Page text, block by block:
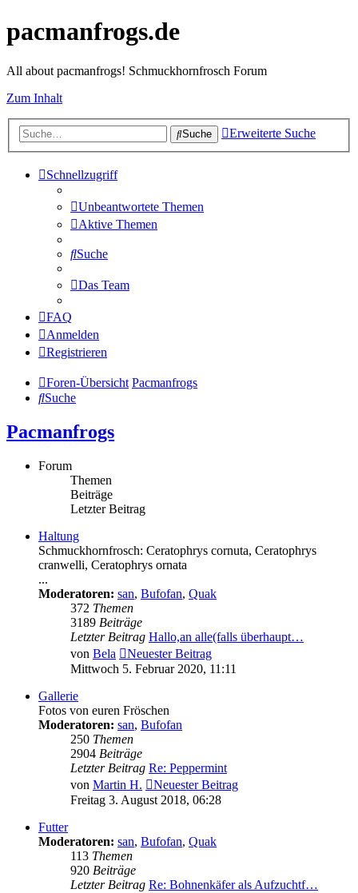
pacmanfrogs.de
All about pacmanfrogs! Schmuckhornfrosch Forum
Zum Inhalt
Suche Erweiterte Suche
Schnellzugriff
Unbeantwortete Themen
Aktive Themen
Suche
Das Team
FAQ
Anmelden
Registrieren
Foren-Übersicht Pacmanfrogs
Suche
Pacmanfrogs
Forum
Themen
Beiträge
Letzter Beitrag
Haltung
Schmuckhornfrosch: Ceratophrys cornuta, Ceratophrys
cranwelli, Ceratophrys ornata
...
Moderatoren: san, Bufofan, Quak
372 Themen
3189 Beiträge
Letzter Beitrag Hallo,an alle(falls überhaupt…
von Bela
Neuester Beitrag
Mittwoch 5. Februar 2020, 11:11
Gallerie
Fotos von euren Fröschen
Moderatoren: san, Bufofan
250 Themen
2904 Beiträge
Letzter Beitrag Re: Peppermint
von Martin H.
Neuester Beitrag
Freitag 3. August 2018, 06:28
Futter
Moderatoren: san, Bufofan, Quak
113 Themen
920 Beiträge
Letzter Beitrag Re: Bohnenkäfer als Aufzuchtf…